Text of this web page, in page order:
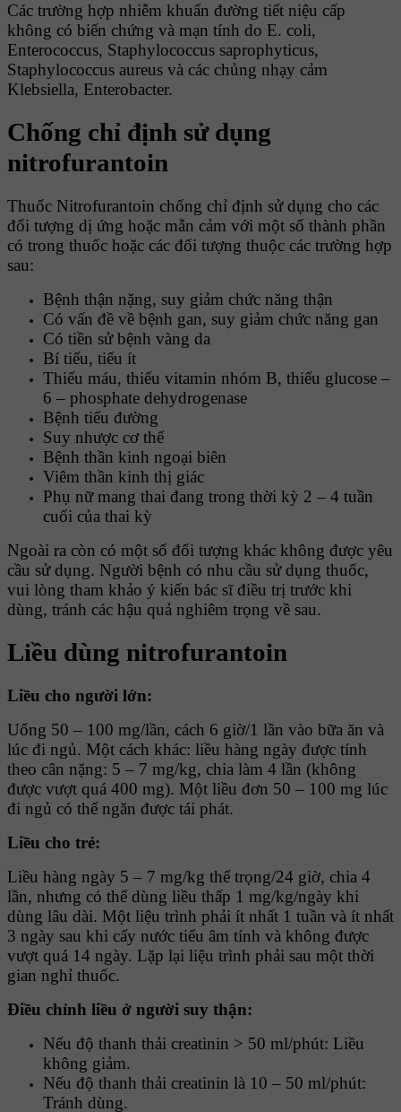
Các trường hợp nhiễm khuẩn đường tiết niệu cấp
không có biến chứng và mạn tính do E. coli,
Enterococcus, Staphylococcus saprophyticus,
Staphylococcus aureus và các chủng nhạy cảm
Klebsiella, Enterobacter.
Chống chỉ định sử dụng
nitrofurantoin
Thuốc Nitrofurantoin chống chỉ định sử dụng cho các
đối tượng dị ứng hoặc mẫn cảm với một số thành phần
có trong thuốc hoặc các đối tượng thuộc các trường hợp
sau:
Bệnh thận nặng, suy giảm chức năng thận
Có vấn đề về bệnh gan, suy giảm chức năng gan
Có tiền sử bệnh vàng da
Bí tiểu, tiểu ít
Thiếu máu, thiếu vitamin nhóm B, thiếu glucose –
6 – phosphate dehydrogenase
Bệnh tiểu đường
Suy nhược cơ thể
Bệnh thần kinh ngoại biên
Viêm thần kinh thị giác
Phụ nữ mang thai đang trong thời kỳ 2 – 4 tuần
cuối của thai kỳ
Ngoài ra còn có một số đối tượng khác không được yêu
cầu sử dụng. Người bệnh có nhu cầu sử dụng thuốc,
vui lòng tham khảo ý kiến bác sĩ điều trị trước khi
dùng, tránh các hậu quả nghiêm trọng về sau.
Liều dùng nitrofurantoin
Liều cho người lớn:
Uống 50 – 100 mg/lần, cách 6 giờ/1 lần vào bữa ăn và
lúc đi ngủ. Một cách khác: liều hàng ngày được tính
theo cân nặng: 5 – 7 mg/kg, chia làm 4 lần (không
được vượt quá 400 mg). Một liều đơn 50 – 100 mg lúc
đi ngủ có thể ngăn được tái phát.
Liều cho trẻ:
Liều hàng ngày 5 – 7 mg/kg thể trọng/24 giờ, chia 4
lần, nhưng có thể dùng liều thấp 1 mg/kg/ngày khi
dùng lâu dài. Một liệu trình phải ít nhất 1 tuần và ít nhất
3 ngày sau khi cấy nước tiểu âm tính và không được
vượt quá 14 ngày. Lặp lại liệu trình phải sau một thời
gian nghỉ thuốc.
Ðiều chỉnh liều ở người suy thận:
Nếu độ thanh thải creatinin > 50 ml/phút: Liều
không giảm.
Nếu độ thanh thải creatinin là 10 – 50 ml/phút:
Tránh dùng.